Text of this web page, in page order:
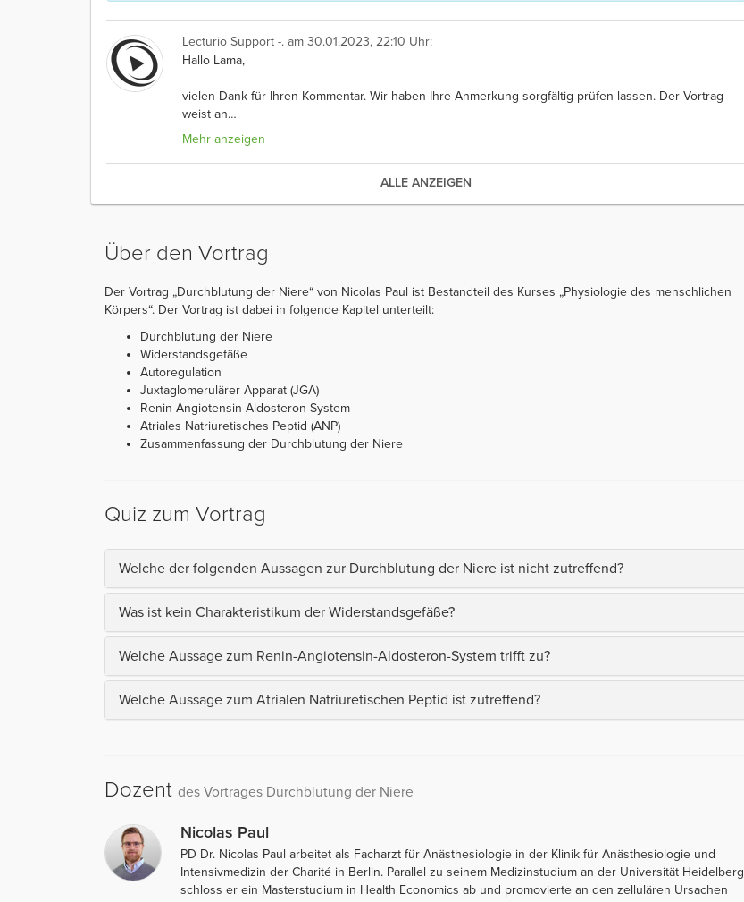
Lecturio Support -. am 30.01.2023, 22:10 Uhr:
Hallo Lama,
vielen Dank für Ihren Kommentar. Wir haben Ihre Anmerkung sorgfältig prüfen lassen. Der Vortrag
weist an…
Mehr anzeigen
ALLE ANZEIGEN
Über den Vortrag
Der Vortrag „Durchblutung der Niere“ von Nicolas Paul ist Bestandteil des Kurses „Physiologie des menschlichen
Körpers“. Der Vortrag ist dabei in folgende Kapitel unterteilt:
Durchblutung der Niere
Widerstandsgefäße
Autoregulation
Juxtaglomerulärer Apparat (JGA)
Renin-Angiotensin-Aldosteron-System
Atriales Natriuretisches Peptid (ANP)
Zusammenfassung der Durchblutung der Niere
Quiz zum Vortrag
Welche der folgenden Aussagen zur Durchblutung der Niere ist nicht zutreffend?
Was ist kein Charakteristikum der Widerstandsgefäße?
Welche Aussage zum Renin-Angiotensin-Aldosteron-System trifft zu?
Welche Aussage zum Atrialen Natriuretischen Peptid ist zutreffend?
Dozent des Vortrages Durchblutung der Niere
Nicolas Paul
PD Dr. Nicolas Paul arbeitet als Facharzt für Anästhesiologie in der Klinik für Anästhesiologie und
Intensivmedizin der Charité in Berlin. Parallel zu seinem Medizinstudium an der Universität Heidelberg
schloss er ein Masterstudium in Health Economics ab und promovierte an den zellulären Ursachen